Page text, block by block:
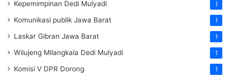
Kepemimpinan Dedi Mulyadi 1
Komunikasi publik Jawa Barat 1
Laskar Gibran Jawa Barat 1
Wilujeng Milangkala Dedi Mulyadi 1
Komisi V DPR Dorong 1